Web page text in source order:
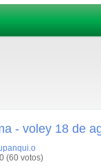
- voley 18 de
(60 votos)